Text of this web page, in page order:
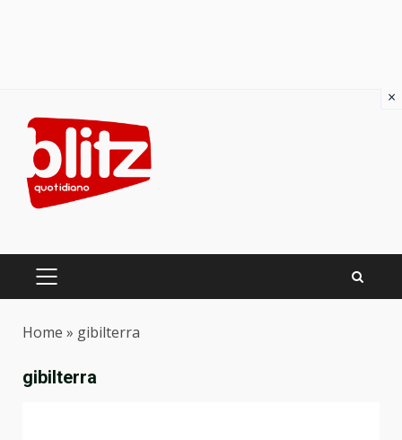
content
PRIMARY
Home » gibilterra
gibilterra
×